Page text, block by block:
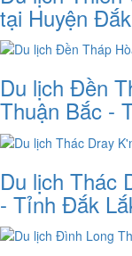
tại Huyện
Du lịch Đền
Thuận Bắc -
Du lịch Thác
- Tỉnh Đắk